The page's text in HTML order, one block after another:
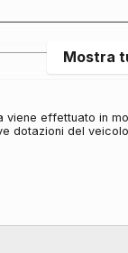
Mostra
effettuato in
del